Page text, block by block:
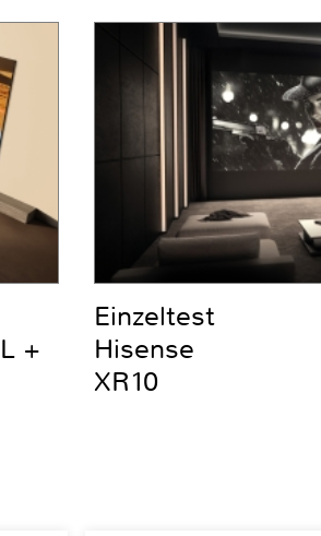
+
Einzeltest
Hisense
XR10